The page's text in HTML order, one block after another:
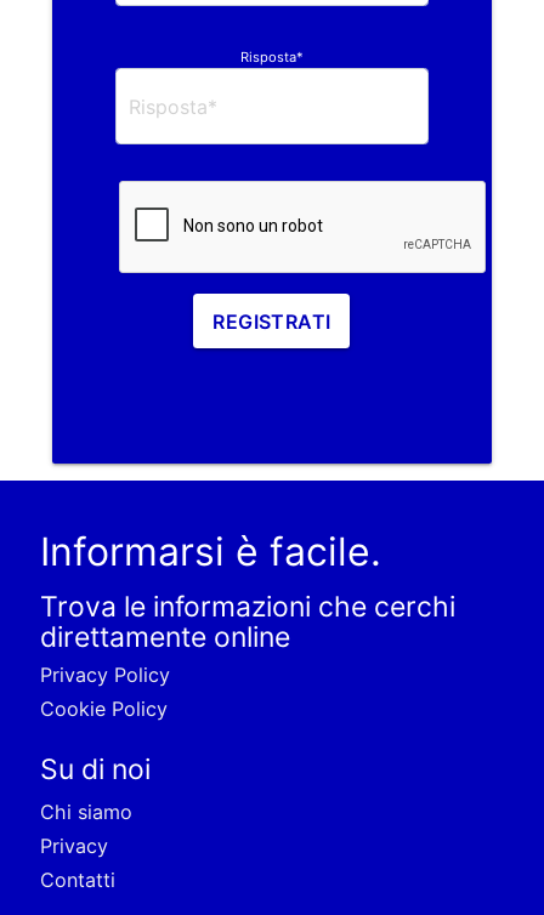
Risposta*
REGISTRATI
Informarsi è facile.
Trova le informazioni che cerchi
direttamente online
Privacy Policy
Cookie Policy
Su di noi
Chi siamo
Privacy
Contatti